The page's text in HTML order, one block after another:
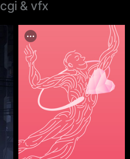
cgi & vfx